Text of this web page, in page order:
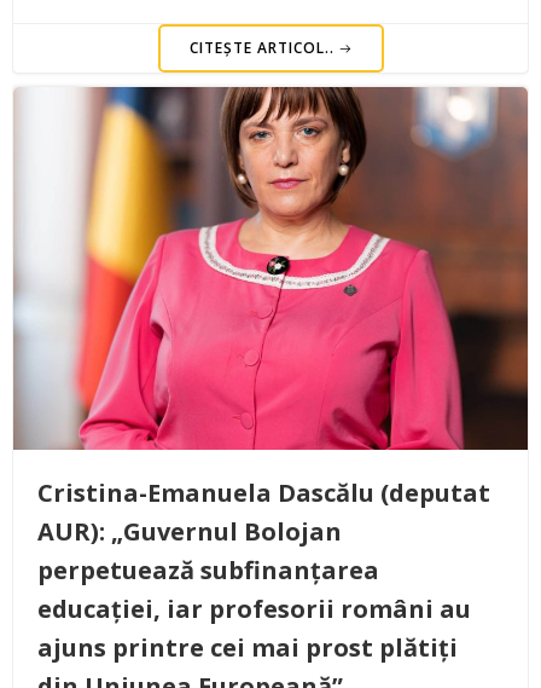
CITEȘTE ARTICOL..
Cristina-Emanuela Dascălu (deputat
AUR): „Guvernul Bolojan
perpetuează subfinanțarea
educației, iar profesorii români au
ajuns printre cei mai prost plătiți